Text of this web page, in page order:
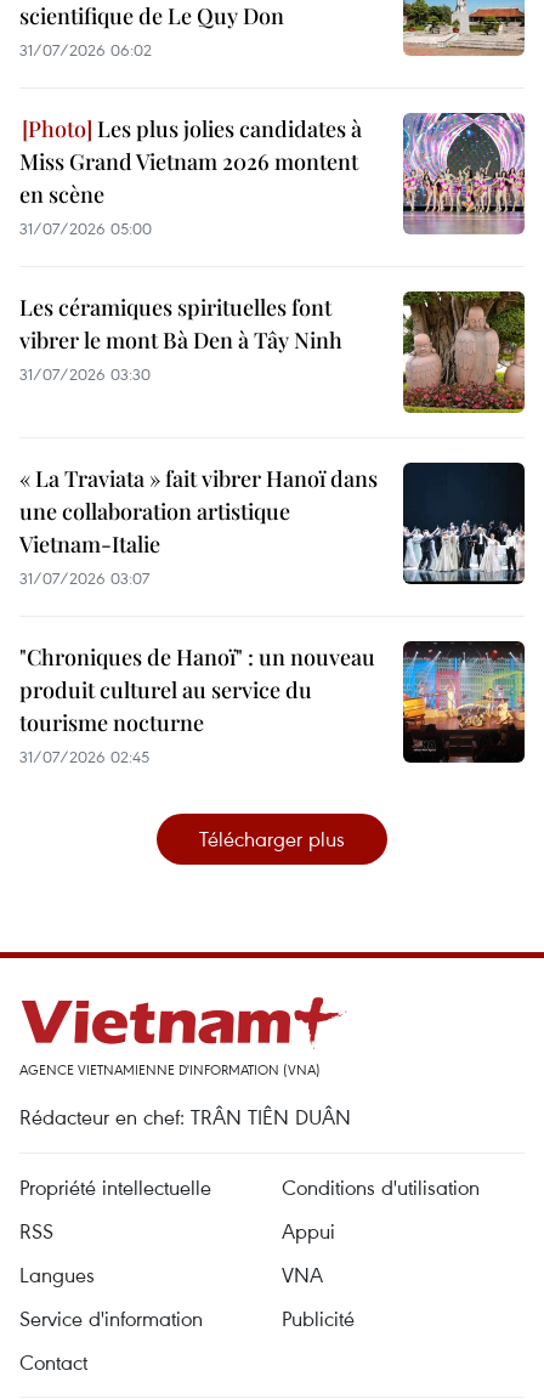
scientifique de Le Quy Don
31/07/2026 06:02
Les plus jolies candidates à
Miss Grand Vietnam 2026 montent
en scène
31/07/2026 05:00
Les céramiques spirituelles font
vibrer le mont Bà Den à Tây Ninh
31/07/2026 03:30
« La Traviata » fait vibrer Hanoï dans
une collaboration artistique
Vietnam-Italie
31/07/2026 03:07
"Chroniques de Hanoï" : un nouveau
produit culturel au service du
tourisme nocturne
31/07/2026 02:45
Télécharger plus
AGENCE VIETNAMIENNE D'INFORMATION (VNA)
Rédacteur en chef: TRÂN TIÊN DUÂN
Propriété intellectuelle
Conditions d'utilisation
RSS
Appui
Langues
VNA
Service d'information
Publicité
Contact